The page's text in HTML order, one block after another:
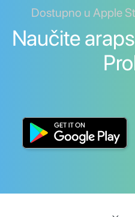
Dostupno u Apple
Naučite